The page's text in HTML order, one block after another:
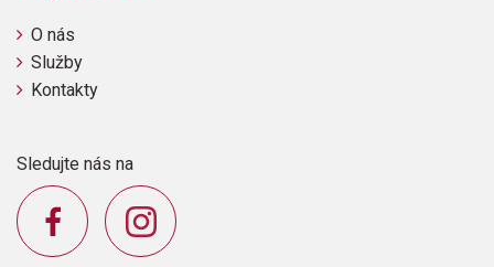
O nás
Služby
Kontakty
Sledujte nás na